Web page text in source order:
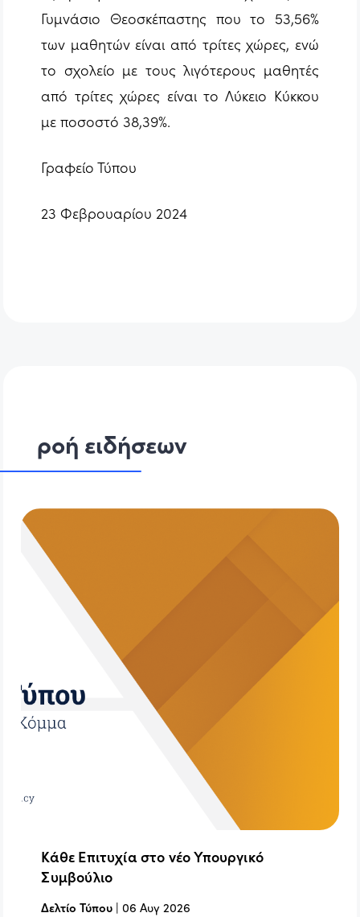
Γυμνάσιο Θεοσκέπαστης που το 53,56%
των μαθητών είναι από τρίτες χώρες, ενώ
το σχολείο με τους λιγότερους μαθητές
από τρίτες χώρες είναι το Λύκειο Κύκκου
με ποσοστό 38,39%.
Γραφείο Τύπου
23 Φεβρουαρίου 2024
ροή ειδήσεων
Κάθε Επιτυχία στο νέο Υπουργικό
Συμβούλιο
Δελτίο Τύπου |06 Αυγ 2026